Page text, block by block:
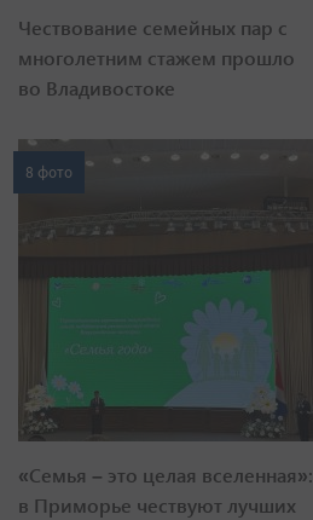
Чествование семейных пар с
многолетним стажем прошло
во Владивостоке
8 фото
«Семья – это целая вселенная»:
в Приморье чествуют лучших